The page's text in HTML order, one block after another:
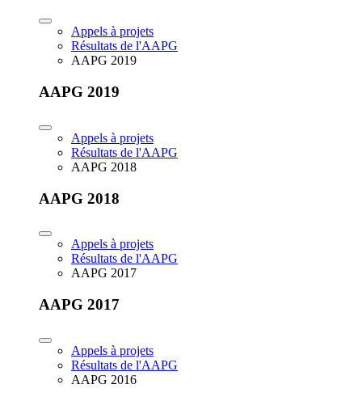
Appels à projets
Résultats de l'AAPG
AAPG 2019
AAPG 2019
Appels à projets
Résultats de l'AAPG
AAPG 2018
AAPG 2018
Appels à projets
Résultats de l'AAPG
AAPG 2017
AAPG 2017
Appels à projets
Résultats de l'AAPG
AAPG 2016